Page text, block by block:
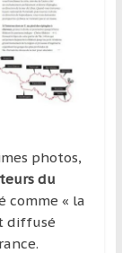
photos,
du
comme « la
diffusé